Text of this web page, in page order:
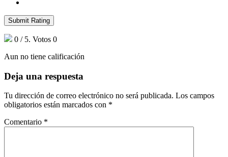
Submit Rating
0 / 5. Votos 0
Aun no tiene calificación
Deja una respuesta
Tu dirección de correo electrónico no será publicada. Los campos
obligatorios están marcados con *
Comentario *